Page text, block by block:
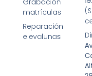
Grabación
matrículas
Reparación
elevalunas